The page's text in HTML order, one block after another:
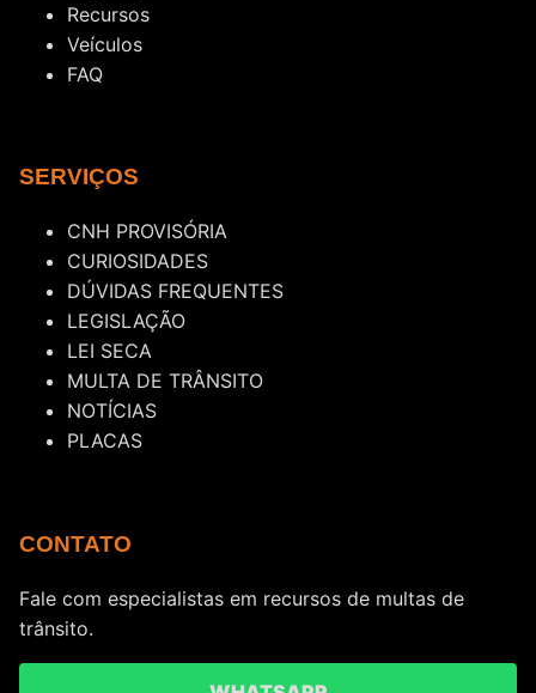
Recursos
Veículos
FAQ
SERVIÇOS
CNH PROVISÓRIA
CURIOSIDADES
DÚVIDAS FREQUENTES
LEGISLAÇÃO
LEI SECA
MULTA DE TRÂNSITO
NOTÍCIAS
PLACAS
CONTATO
Fale com especialistas em recursos de multas de
trânsito.